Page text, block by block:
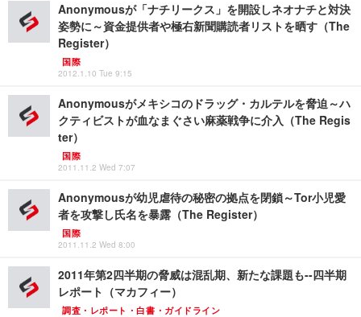
Anonymousが「ナチリークス」を開設しネオナチと対決
姿勢に～資金提供者や極右新聞購読者リストを晒す（The
Register）
国際
2012.1.10 Tue 9:15
Anonymousがメキシコのドラッグ・カルテルを脅迫～ハ
クティビストが血なまぐさい麻薬戦争に介入（The Regis
ter）
国際
2011.11.2 Wed 7:07
Anonymousが幼児虐待の秘密の拠点を閉鎖～Tor小児愛
者を攻撃し氏名を暴露（The Register）
国際
2011.11.2 Wed 8:00
2011年第2四半期の脅威は混乱期、新たな課題も--四半期
レポート（マカフィー）
調査・レポート・白書・ガイドライン